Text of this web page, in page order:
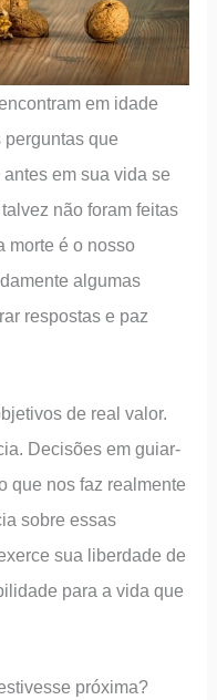
em idade
que
em sua vida se
não foram feitas
morte é o nosso
algumas
respostas e paz
de real valor.
Decisões em guiar-
que nos faz realmente
sobre essas
sua liberdade de
para a vida que
próxima?